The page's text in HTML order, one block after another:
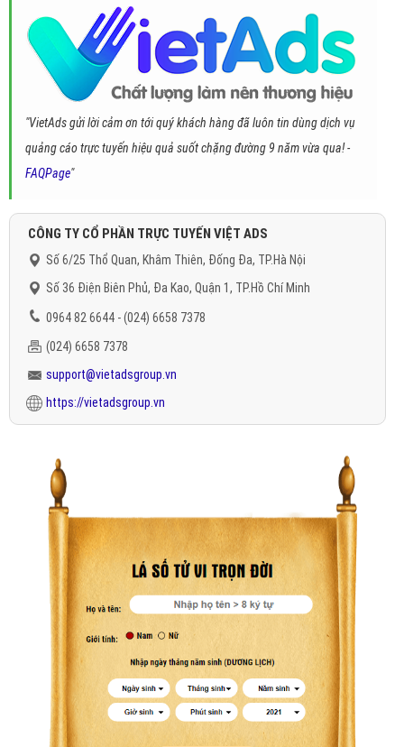
"VietAds gửi lời cảm ơn tới quý khách hàng đã luôn tin dùng dịch vụ
quảng cáo trực tuyến hiệu quả suốt chặng đường 9 năm vừa qua! -
FAQPage"
CÔNG TY CỔ PHẦN TRỰC TUYẾN VIỆT ADS
Số 6/25 Thổ Quan, Khâm Thiên, Đống Đa, TP.Hà Nội
Số 36 Điện Biên Phủ, Đa Kao, Quận 1, TP.Hồ Chí Minh
0964 82 6644 - (024) 6658 7378
(024) 6658 7378
support@vietadsgroup.vn
https://vietadsgroup.vn